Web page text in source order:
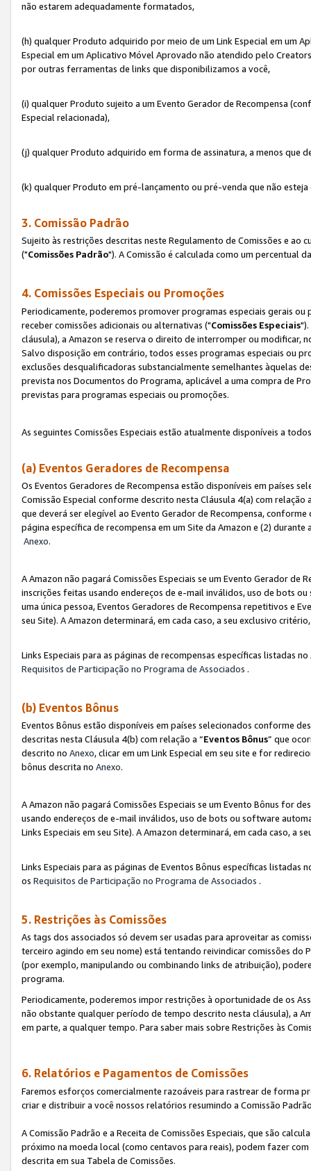
não estarem adequadamente formatados,
(h) qualquer Produto adquirido por meio de um Link Especial em um
Especial em um Aplicativo Móvel Aprovado não atendido pelo
por outras ferramentas de links que disponibilizamos a você,
(i) qualquer Produto sujeito a um Evento Gerador de Recompensa
Especial relacionada),
(j) qualquer Produto adquirido em forma de assinatura, a menos que
(k) qualquer Produto em pré-lançamento ou pré-venda que não
3. Comissão Padrão
Sujeito às restrições descritas neste Regulamento de Comissões e ao
("Comissões Padrão"). A Comissão é calculada como um percentual
4. Comissões Especiais ou Promoções
Periodicamente, poderemos promover programas especiais gerais
receber comissões adicionais ou alternativas ("Comissões Especiais
cláusula), a Amazon se reserva o direito de interromper ou
Salvo disposição em contrário, todos esses programas especiais ou
exclusões desqualificadoras substancialmente semelhantes àquelas
prevista nos Documentos do Programa, aplicável a uma compra de
previstas para programas especiais ou promoções.
As seguintes Comissões Especiais estão atualmente disponíveis a
(a) Eventos Geradores de Recompensa
Os Eventos Geradores de Recompensa estão disponíveis em países
Comissão Especial conforme descrito nesta Cláusula 4(a) com relação
que deverá ser elegível ao Evento Gerador de Recompensa,
página específica de recompensa em um Site da Amazon e (2)
Anexo.
A Amazon não pagará Comissões Especiais se um Evento Gerador
inscrições feitas usando endereços de e-mail inválidos, uso de bots
uma única pessoa, Eventos Geradores de Recompensa repetitivos e
seu Site). A Amazon determinará, em cada caso, a seu exclusivo
Links Especiais para as páginas de recompensas específicas listadas no
Requisitos de Participação no Programa de Associados .
(b) Eventos Bônus
Eventos Bônus estão disponíveis em países selecionados conforme
descritas nesta Cláusula 4(b) com relação a “Eventos Bônus” que
descrito no Anexo, clicar em um Link Especial em seu site e for
bônus descrita no Anexo.
A Amazon não pagará Comissões Especiais se um Evento Bônus for
usando endereços de e-mail inválidos, uso de bots ou software
Links Especiais em seu Site). A Amazon determinará, em cada caso, a
Links Especiais para as páginas de Eventos Bônus específicas listadas
os Requisitos de Participação no Programa de Associados .
5. Restrições às Comissões
As tags dos associados só devem ser usadas para aproveitar as
terceiro agindo em seu nome) está tentando reivindicar comissões
(por exemplo, manipulando ou combinando links de atribuição),
programa.
Periodicamente, poderemos impor restrições à oportunidade de os
não obstante qualquer período de tempo descrito nesta cláusula), a
em parte, a qualquer tempo. Para saber mais sobre Restrições às
6. Relatórios e Pagamentos de Comissões
Faremos esforços comercialmente razoáveis para rastrear de forma
criar e distribuir a você nossos relatórios resumindo a Comissão
A Comissão Padrão e a Receita de Comissões Especiais, que são
próximo na moeda local (como centavos para reais), podem fazer
descrita em sua Tabela de Comissões.